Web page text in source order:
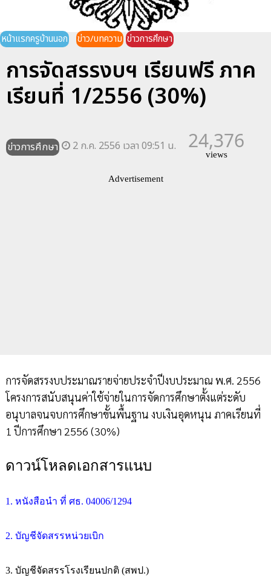
หน้าแรกครูบ้านนอก ข่าว/บทความ ข่าวการศึกษา
การจัดสรรงบฯ เรียนฟรี ภาค
เรียนที่ 1/2556 (30%)
ข่าวการศึกษา 2 ก.ค. 2556 เวลา 09:51 น. 24,376
views
Advertisement
การจัดสรรงบประมาณรายจ่ายประจำปีงบประมาณ พ.ศ. 2556
โครงการสนับสนุนค่าใช้จ่ายในการจัดการศึกษาตั้งแต่ระดับ
อนุบาลจนจบการศึกษาขั้นพื้นฐาน งบเงินอุดหนุน ภาคเรียนที่
1 ปีการศึกษา 2556 (30%)
ดาวน์โหลดเอกสารแนบ
1. หนังสือนำ ที่ ศธ. 04006/1294
2. บัญชีจัดสรรหน่วยเบิก
3. บัญชีจัดสรรโรงเรียนปกติ (สพป.)